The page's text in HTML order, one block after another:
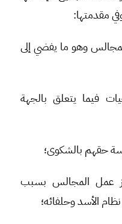
مقدمتها:
وهو ما يفضي إلى
فيما يتعلق بالجهة
حقهم بالشكوى؛
عمل المجالس بسبب
الأسد وحلفائه؛